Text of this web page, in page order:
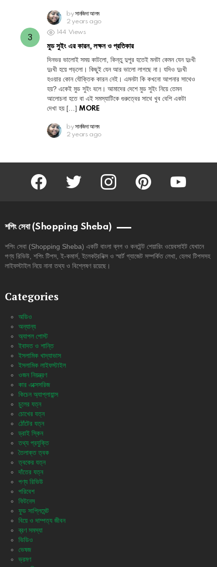
by সানজিদা আলম
2 years ago
144 Views
মুড সুইং এর কারন, লক্ষন ও প্রতিকার
দিনভর ভালোই সময় কাটলো, কিন্তু দুপুর হতেই মনটা কেমন যেন দুঃখী
দুঃখী হয়ে পড়লো। কিছুই যেন আর ভালো লাগছে না। যদিও দুঃখী
হওয়ার কোন যৌক্তিক কারন নেই। এমনটা কি কখনো আপনার সাথেও
হয়? একেই মুড সুইং বলে। আমাদের দেশে মুড সুইং নিয়ে তেমন
আলোচনা হতে বা এই সমস্যাটিকে গুরুত্বের সাথে খুব বেশি একটা
দেখা হয় […] MORE
by সানজিদা আলম
2 years ago
facebook twitter instagram pinterest youtube
শপিং সেবা (Shopping Sheba)
শপিং সেবা (Shopping Sheba) একটি বাংলা ব্লগ ও কনটেন্ট শেয়ারিং ওয়েবসাইট যেখানে
পণ্য রিভিউ, শপিং টিপস, ই-কমার্স, ইলেকট্রনিক্স ও স্মার্ট গ্যাজেট সম্পর্কিত লেখা, হেলথ টিপসসহ
লাইফস্টাইল নিয়ে নানা তথ্য ও বিশ্লেষণ রয়েছে।
Categories
অডিও
অন্যান্য
অ্যাপল পোস্ট
ইবাদত ও শান্তি
ইসলামিক খাদ্যাভাস
ইসলামিক লাইফস্টাইল
ওজন নিয়ন্ত্রণ
কার এক্সেসরিজ
কিচেন অ্যাপ্লায়ান্স
চুলের যত্ন
চোখের যত্ন
ঠোঁটের যত্ন
ড্রাই স্কিন
তথ্য প্রযুক্তি
তৈলাক্ত ত্বক
ত্বকের যত্ন
দাঁতের যত্ন
পণ্য রিভিউ
পরিবেশ
ফিটনেস
ফুড সাপ্লিমেন্ট
বিয়ে ও দাম্পত্য জীবন
ব্রণ সমস্যা
ভিডিও
ভেষজ
ভ্রমণ